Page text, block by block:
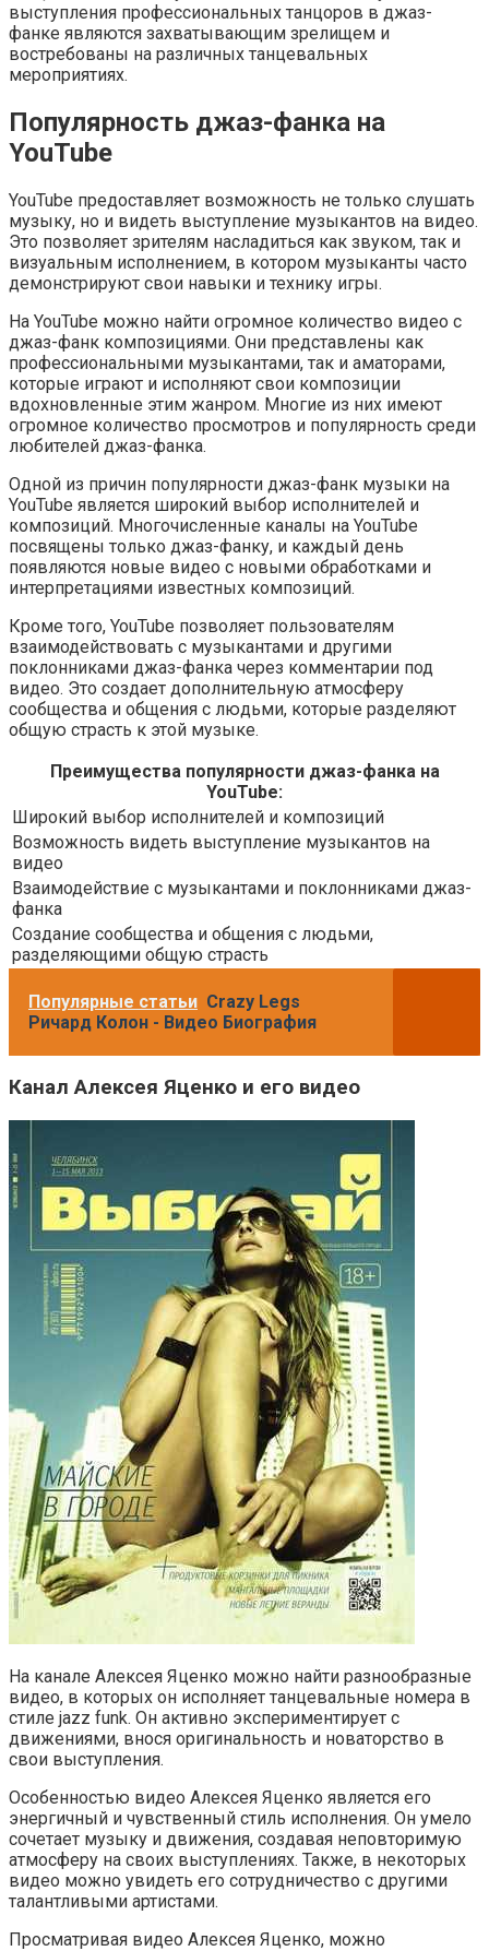
выступления профессиональных танцоров в джаз-
фанке являются захватывающим зрелищем и
востребованы на различных танцевальных
мероприятиях.
Популярность джаз-фанка на
YouTube
YouTube предоставляет возможность не только слушать
музыку, но и видеть выступление музыкантов на видео.
Это позволяет зрителям насладиться как звуком, так и
визуальным исполнением, в котором музыканты часто
демонстрируют свои навыки и технику игры.
На YouTube можно найти огромное количество видео с
джаз-фанк композициями. Они представлены как
профессиональными музыкантами, так и аматорами,
которые играют и исполняют свои композиции
вдохновленные этим жанром. Многие из них имеют
огромное количество просмотров и популярность среди
любителей джаз-фанка.
Одной из причин популярности джаз-фанк музыки на
YouTube является широкий выбор исполнителей и
композиций. Многочисленные каналы на YouTube
посвящены только джаз-фанку, и каждый день
появляются новые видео с новыми обработками и
интерпретациями известных композиций.
Кроме того, YouTube позволяет пользователям
взаимодействовать с музыкантами и другими
поклонниками джаз-фанка через комментарии под
видео. Это создает дополнительную атмосферу
сообщества и общения с людьми, которые разделяют
общую страсть к этой музыке.
Преимущества популярности джаз-фанка на
YouTube:
Широкий выбор исполнителей и композиций
Возможность видеть выступление музыкантов на
видео
Взаимодействие с музыкантами и поклонниками джаз-
фанка
Создание сообщества и общения с людьми,
разделяющими общую страсть
Популярные статьи Crazy Legs
Ричард Колон - Видео Биография
Канал Алексея Яценко и его видео
На канале Алексея Яценко можно найти разнообразные
видео, в которых он исполняет танцевальные номера в
стиле jazz funk. Он активно экспериментирует с
движениями, внося оригинальность и новаторство в
свои выступления.
Особенностью видео Алексея Яценко является его
энергичный и чувственный стиль исполнения. Он умело
сочетает музыку и движения, создавая неповторимую
атмосферу на своих выступлениях. Также, в некоторых
видео можно увидеть его сотрудничество с другими
талантливыми артистами.
Просматривая видео Алексея Яценко, можно